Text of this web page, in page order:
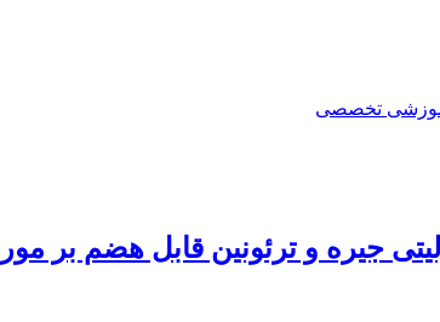
آموزشی تخصصی
جیره و ترئونین قابل هضم